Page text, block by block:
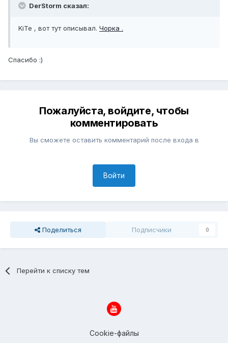
DerStorm сказал:
KiTe , вот тут описывал. Чорка .
Спасибо :)
Пожалуйста, войдите, чтобы
комментировать
Вы сможете оставить комментарий после входа в
Войти
Поделиться Подписчики 0
Перейти к списку тем
Cookie-файлы